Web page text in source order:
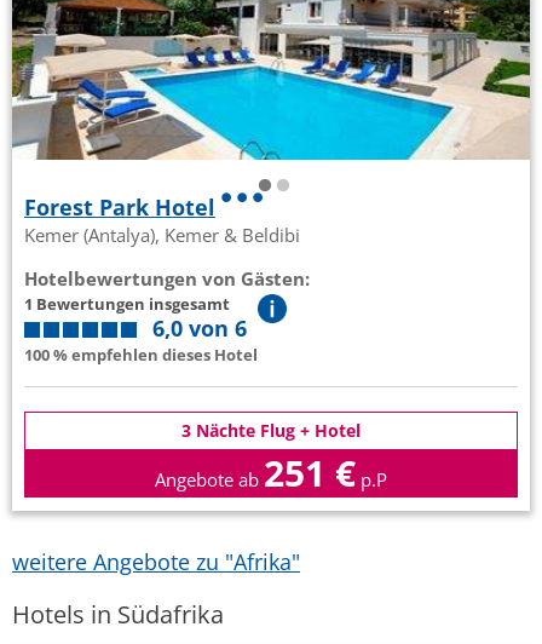
Forest Park Hotel
Kemer (Antalya), Kemer & Beldibi
Hotelbewertungen von Gästen:
1 Bewertungen insgesamt
6,0 von 6
100 % empfehlen dieses Hotel
3 Nächte Flug + Hotel
Angebote ab 251 € p.P
weitere Angebote zu "Afrika"
Hotels in Südafrika